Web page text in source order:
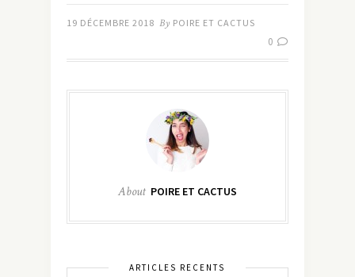
19 DÉCEMBRE 2018 By POIRE ET CACTUS
0
About POIRE ET CACTUS
ARTICLES RÉCENTS